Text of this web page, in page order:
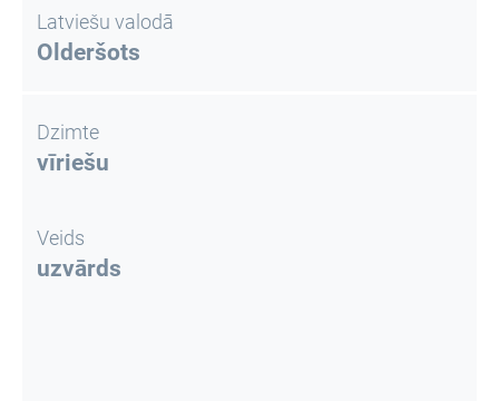
Latviešu valodā
Olderšots
Dzimte
vīriešu
Veids
uzvārds